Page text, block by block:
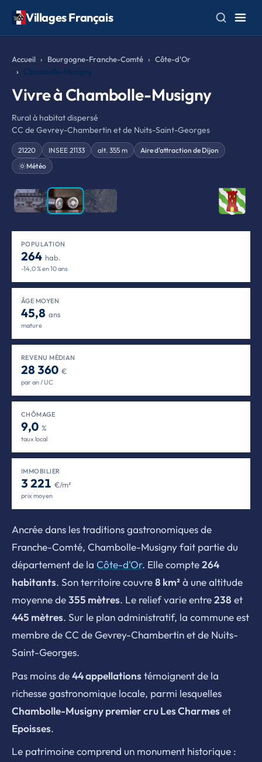
Villages Français
Accueil Bourgogne-Franche-Comté
Côte-d'Or
Chambolle-Musigny
Vivre à Chambolle-Musigny
Rural à habitat dispersé
CC de Gevrey-Chambertin et de Nuits-Saint-Georges
21220 INSEE 21133 alt. 355 m
Aire d'attraction de Dijon
Météo
POPULATION
264 hab.
-14,0 % en 10 ans
ÂGE MOYEN
45,8 ans
mature
REVENU MÉDIAN
28 360 €
par an / UC
CHÔMAGE
9,0 %
taux local
IMMOBILIER
3 221 €/m²
prix moyen
Ancrée dans les traditions gastronomiques de
Franche-Comté, Chambolle-Musigny fait partie du
département de la Côte-d'Or. Elle compte264
habitants. Son territoire couvre8 km²à une altitude
moyenne de355 mètres. Le relief varie entre238 et
445 mètres. Sur le plan administratif, la commune est
membre de CC de Gevrey-Chambertin et de Nuits-
Saint-Georges.
Pas moins de44 appellations témoignent de la
richesse gastronomique locale, parmi lesquelles
Chambolle-Musigny premier cru Les Charmes et
Epoisses.
Le patrimoine comprend un monument historique :